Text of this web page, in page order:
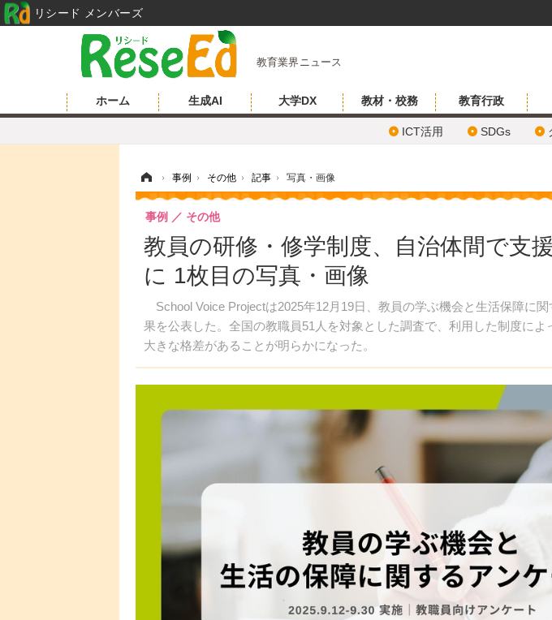
教育業界ニュース
ホーム 生成AI 大学DX 教材・校務 教育行政
ICT活用 SDGs
› 事例 › その他 › 記事 › 写真・画像
教員の研修・修学制度、自治体間で支
に 1枚目の写真・画像
School Voice Projectは2025年12月19日、教員の学ぶ機会と生活保障に
果を公表した。全国の教職員51人を対象とした調査で、利用した制度によ
大きな格差があることが明らかになった。
事例 その他
リシード メンバーズ